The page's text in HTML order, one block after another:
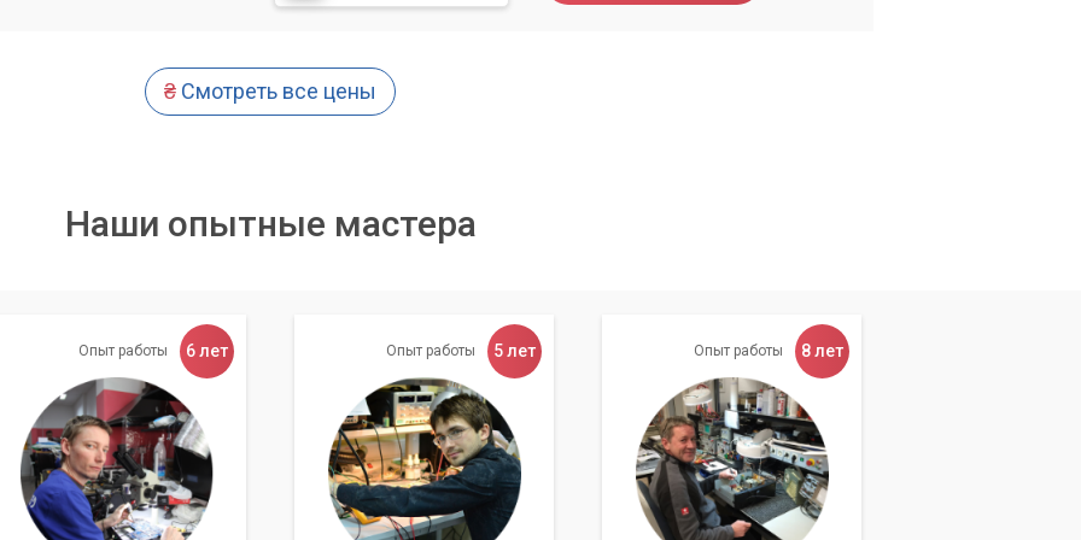
элементов.
к профессионалам экономит ваше время и
Мастер»?
с многолетним опытом работы в сфере ремонта и
услуги по чистке ноутбуков от вирусов в Киеве и
₴ Смотреть все цены
Наши опытные мастера
Опыт работы 6 лет Опыт работы 5 лет Опыт работы 8 лет